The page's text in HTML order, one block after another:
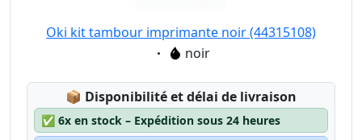
Oki kit tambour imprimante noir (44315108)
Eigenschaft:
noir
📦 Lagerstatus:
Disponibilité et délai de livraison
✅ 6x en stock – Expédition sous 24 heures